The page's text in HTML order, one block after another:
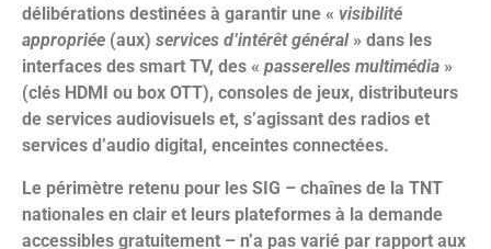
délibérations destinées à garantir une « visibilité
appropriée (aux) services d’intérêt général» dans les
interfaces des smart TV, des « passerelles multimédia »
(clés HDMI ou box OTT), consoles de jeux, distributeurs
de services audiovisuels et, s’agissant des radios et
services d’audio digital, enceintes connectées.
Le périmètre retenu pour les SIG – chaînes de la TNT
nationales en clair et leurs plateformes à la demande
accessibles gratuitement – n’a pas varié par rapport aux